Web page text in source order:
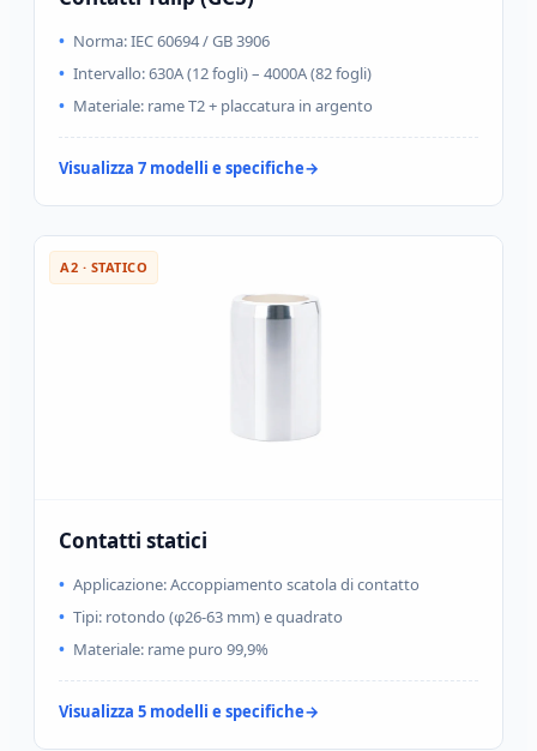
Norma: IEC 60694 / GB 3906
Intervallo: 630A (12 fogli) – 4000A (82 fogli)
Materiale: rame T2 + placcatura in argento
Visualizza 7 modelli e specifiche
A2 · STATICO
Contatti statici
Applicazione: Accoppiamento scatola di contatto
Tipi: rotondo (φ26-63 mm) e quadrato
Materiale: rame puro 99,9%
Visualizza 5 modelli e specifiche